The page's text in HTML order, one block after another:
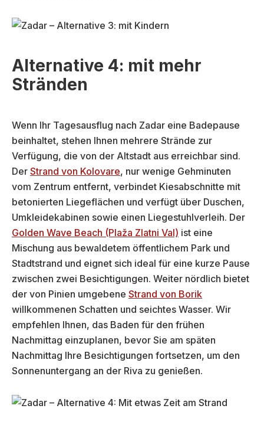
Alternative 4: mit mehr
Stränden
Wenn Ihr Tagesausflug nach Zadar eine Badepause
beinhaltet, stehen Ihnen mehrere Strände zur
Verfügung, die von der Altstadt aus erreichbar sind.
Der Strand von Kolovare, nur wenige Gehminuten
vom Zentrum entfernt, verbindet Kiesabschnitte mit
betonierten Liegeflächen und verfügt über Duschen,
Umkleidekabinen sowie einen Liegestuhlverleih. Der
Golden Wave Beach (Plaža Zlatni Val) ist eine
Mischung aus bewaldetem öffentlichem Park und
Stadtstrand und eignet sich ideal für eine kurze Pause
zwischen zwei Besichtigungen. Weiter nördlich bietet
der von Pinien umgebene Strand von Borik
willkommenen Schatten und seichtes Wasser. Wir
empfehlen Ihnen, das Baden für den frühen
Nachmittag einzuplanen, bevor Sie am späten
Nachmittag Ihre Besichtigungen fortsetzen, um den
Sonnenuntergang an der Riva zu genießen.